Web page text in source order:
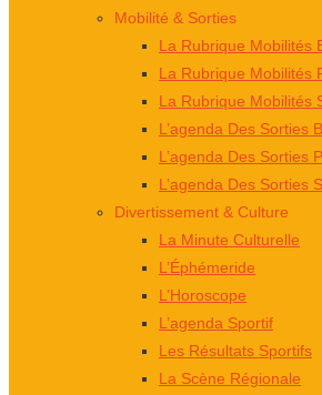
Mobilité & Sorties
La Rubrique Mobilités
La Rubrique Mobilités
La Rubrique Mobilités
L’agenda Des Sorties
L’agenda Des Sorties
L’agenda Des Sorties
Divertissement & Culture
La Minute Culturelle
L’Éphémeride
L’Horoscope
L’agenda Sportif
Les Résultats Sportifs
La Scène Régionale